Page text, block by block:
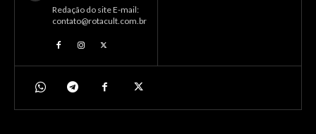
Redação do site E-mail:
contato@rotacult.com.br